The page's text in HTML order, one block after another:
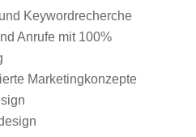
Keywordrecherche
Anrufe mit 100%
Marketingkonzepte